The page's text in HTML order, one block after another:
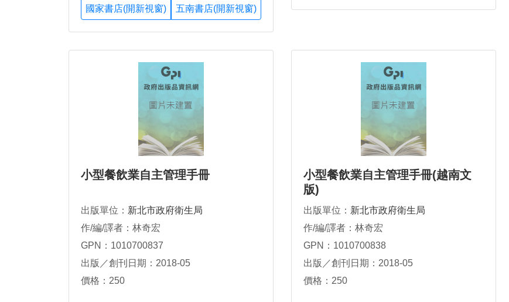
國家書店(開新視窗) 五南書店(開新視窗)
小型餐飲業自主管理手冊
出版單位： 新北市政府衛生局
作/編/譯者：林奇宏
GPN：1010700837
出版／創刊日期：2018-05
價格：250
小型餐飲業自主管理手冊(越南文
版)
出版單位： 新北市政府衛生局
作/編/譯者：林奇宏
GPN：1010700838
出版／創刊日期：2018-05
價格：250